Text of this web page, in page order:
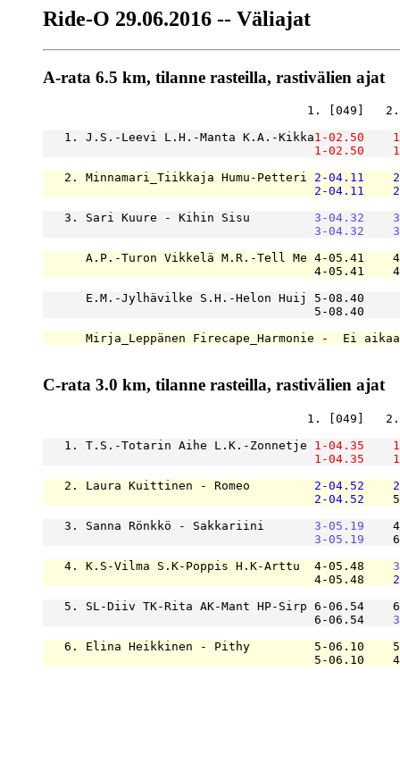
Ride-O 29.06.2016 -- Väliajat
A-rata 6.5 km, tilanne rasteilla, rastivälien ajat
1. [049]
   1. J.S.-Leevi L.H.-Manta K.A.-Kikka
1-02.50
1-02.50
   2. Minnamari_Tiikkaja Humu-Petteri
2-04.11
2-04.11
   3. Sari Kuure - Kihin Sisu
3-04.32
3-04.32
A.P.-Turon Vikkelä M.R.-Tell Me 4-05.41
4-05.41
E.M.-Jylhävilke S.H.-Helon Huij 5-08.40
5-08.40
      Mirja_Leppänen Firecape_Harmonie -  Ei aikaa
C-rata 3.0 km, tilanne rasteilla, rastivälien ajat
1. [049]
   1. T.S.-Totarin Aihe L.K.-Zonnetje
1-04.35
1-04.35
   2. Laura Kuittinen - Romeo
2-04.52
2-04.52
   3. Sanna Rönkkö - Sakkariini
3-05.19
3-05.19
   4. K.S-Vilma S.K-Poppis H.K-Arttu  4-05.48
                                      4-05.48
5. SL-Diiv TK-Rita AK-Mant HP-Sirp 6-06.54
                                      6-06.54
6. Elina Heikkinen - Pithy         5-06.10
5-06.10